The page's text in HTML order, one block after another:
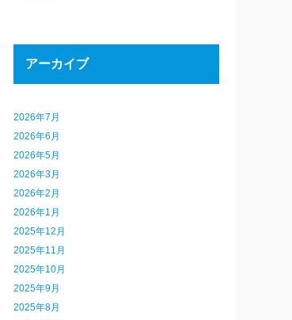
アーカイブ
2026年7月
2026年6月
2026年5月
2026年3月
2026年2月
2026年1月
2025年12月
2025年11月
2025年10月
2025年9月
2025年8月